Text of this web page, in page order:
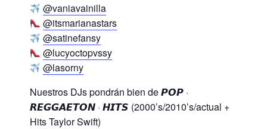
@vaniavainilla
@itsmarianastars
@satinefansy
@lucyoctopvssy
@lasorny
Nuestros DJs pondrán bien de 𝙋𝙊𝙋 ·
𝙍𝙀𝙂𝙂𝘼𝙀𝙏𝙊𝙉 · 𝙃𝙄𝙏𝙎 (2000’s/2010’s/actual +
Hits Taylor Swift)